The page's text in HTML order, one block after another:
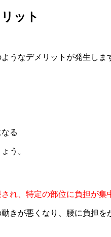
ット
うなデメリットが発生しま
る
う。
れ、特定の部位に負担が集
きが悪くなり、腰に負担